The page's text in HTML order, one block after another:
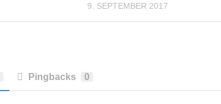
9. SEPTEMBER 2017
Pingbacks 0